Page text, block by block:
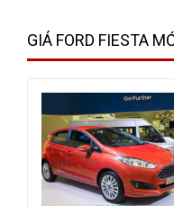
GIÁ FORD FIESTA